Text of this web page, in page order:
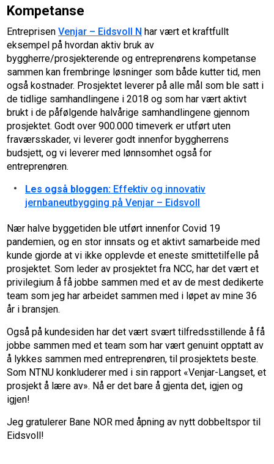
Kompetanse
EntreprisenVenjar – Eidsvoll N har vært et kraftfullt
eksempel på hvordan aktiv bruk av
byggherre/prosjekterende og entreprenørens kompetanse
sammen kan frembringe løsninger som både kutter tid, men
også kostnader. Prosjektet leverer på alle mål som ble satt i
de tidlige samhandlingene i 2018 og som har vært aktivt
brukt i de påfølgende halvårige samhandlingene gjennom
prosjektet. Godt over 900.000 timeverk er utført uten
fraværsskader, vi leverer godt innenfor byggherrens
budsjett, og vi leverer med lønnsomhet også for
entreprenøren.
Les også bloggen: Effektiv og innovativ
jernbaneutbygging på Venjar – Eidsvoll
Nær halve byggetiden ble utført innenfor Covid 19
pandemien, og en stor innsats og et aktivt samarbeide med
kunde gjorde at vi ikke opplevde et eneste smittetilfelle på
prosjektet. Som leder av prosjektet fra NCC, har det vært et
privilegium å få jobbe sammen med et av de mest dedikerte
team som jeg har arbeidet sammen med i løpet av mine 36
år i bransjen.
Også på kundesiden har det vært svært tilfredsstillende å få
jobbe sammen med et team som har vært genuint opptatt av
å lykkes sammen med entreprenøren, til prosjektets beste.
Som NTNU konkluderer med i sin rapport «Venjar-Langset, et
prosjekt å lære av». Nå er det bare å gjenta det, igjen og
igjen!
Jeg gratulerer Bane NOR med åpning av nytt dobbeltspor til
Eidsvoll!